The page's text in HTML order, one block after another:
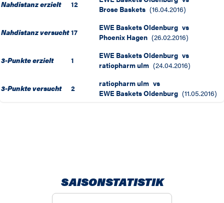
Nahdistanz erzielt 12
Brose Baskets (16.04.2016)
Nahdistanz versucht 17 EWE Baskets Oldenburg vs
Phoenix Hagen (26.02.2016)
3-Punkte erzielt 1 EWE Baskets Oldenburg vs
ratiopharm ulm (24.04.2016)
3-Punkte versucht 2 ratiopharm ulm vs
EWE Baskets Oldenburg (11.05.2016)
SAISONSTATISTIK